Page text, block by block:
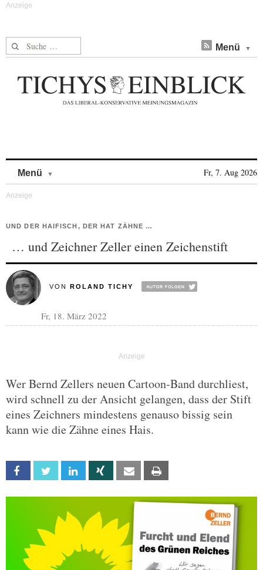
Suche nach: Menü
Menü Fr, 7. Aug 2026
UND DER HAIFISCH, DER HAT ZÄHNE …
… und Zeichner Zeller einen Zeichenstift
VON ROLAND TICHY
Fr, 18. März 2022
Wer Bernd Zellers neuen Cartoon-Band durchliest,
wird schnell zu der Ansicht gelangen, dass der Stift
eines Zeichners mindestens genauso bissig sein
kann wie die Zähne eines Hais.
Facebook Twitter Linkedin Xing Email